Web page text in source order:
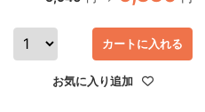
カートに入れる
お気に入り追加